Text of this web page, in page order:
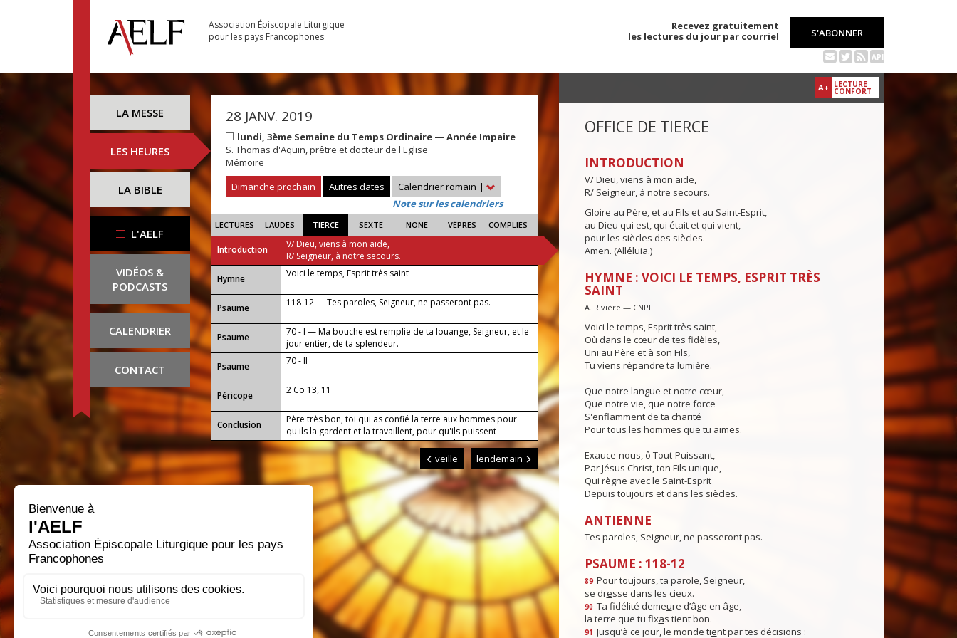
Association Épiscopale Liturgique
pour les pays Francophones
Recevez gratuitement
les lectures du jour par courriel
S'ABONNER
API
LA MESSE
LES HEURES
LA BIBLE
L'AELF
VIDÉOS &
PODCASTS
CALENDRIER
CONTACT
28 JANV. 2019
lundi, 3ème Semaine du Temps Ordinaire — Année Impaire
S. Thomas d'Aquin, prêtre et docteur de l'Eglise
Mémoire
Dimanche prochain
Autres dates Calendrier romain |
Note sur les calendriers
LECTURES LAUDES TIERCE SEXTE NONE VÊPRES COMPLIES
Introduction
V/ Dieu, viens à mon aide,
R/ Seigneur, à notre secours.
...
Hymne Voici le temps, Esprit très saint
Psaume 118-12 — Tes paroles, Seigneur, ne passeront pas.
Psaume
70 - I — Ma bouche est remplie de ta louange, Seigneur, et le
jour entier, de ta splendeur.
Psaume
70 - II
Péricope 2 Co 13, 11
Conclusion
Père très bon, toi qui as confié la terre aux hommes pour
qu'ils la gardent et la travaillent, pour qu'ils puissent
progresser en s'entraidant, donne-nous de mener nos
travaux avec un esprit filial envers toi et un esprit fraternel
envers tous. Par Jésus, le Christ, notre Seigneur. Amen.
veille lendemain
A+ LECTURE
CONFORT
OFFICE DE TIERCE
INTRODUCTION
V/ Dieu, viens à mon aide,
R/ Seigneur, à notre secours.
Gloire au Père, et au Fils et au Saint-Esprit,
au Dieu qui est, qui était et qui vient,
pour les siècles des siècles.
Amen. (Alléluia.)
HYMNE : VOICI LE TEMPS, ESPRIT TRÈS
SAINT
A. Rivière — CNPL
Voici le temps, Esprit très saint,
Où dans le cœur de tes fidèles,
Uni au Père et à son Fils,
Tu viens répandre ta lumière.
Que notre langue et notre cœur,
Que notre vie, que notre force
S'enflamment de ta charité
Pour tous les hommes que tu aimes.
Exauce-nous, ô Tout-Puissant,
Par Jésus Christ, ton Fils unique,
Qui règne avec le Saint-Esprit
Depuis toujours et dans les siècles.
ANTIENNE
Tes paroles, Seigneur, ne passeront pas.
PSAUME : 118-12
89 Pour toujours, ta parole, Seigneur,
se dresse dans les cieux.
90 Ta fidélité demeure d’âge en âge,
la terre que tu fixas tient bon.
91 Jusqu’à ce jour, le monde tient par tes décisions :